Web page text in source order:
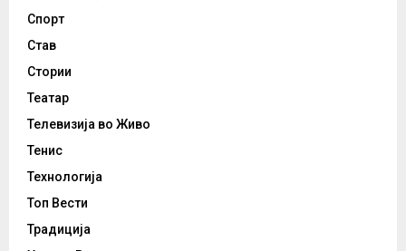
Спорт
Став
Стории
Театар
Телевизија во Живо
Тенис
Технологија
Топ Вести
Традиција